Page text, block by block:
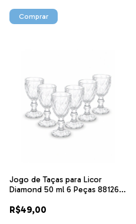
Jogo de Taças para Licor
Diamond 50 ml 6 Peças 88126
R$49,00